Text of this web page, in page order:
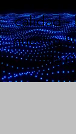
calidad -
nuestro
de